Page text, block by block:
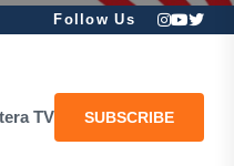
Follow Us
TV SUBSCRIBE